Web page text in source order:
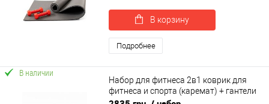
В корзину
Подробнее
В наличии
Набор для фитнеса 2в1 коврик для
фитнеса и спорта (каремат) + гантели
2шт по 6 кг OSPORT Set 21 (n-0052)